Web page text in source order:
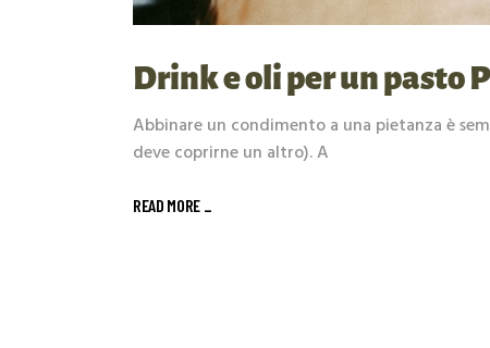
Drink e oli per un pasto
Abbinare un condimento a una pietanza è
deve coprirne un altro). A
READ MORE _